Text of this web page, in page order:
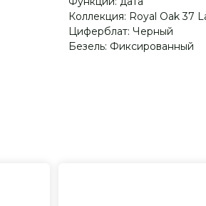
Коллекция: Royal Oak 37
Циферблат: Черный
Безель: Фиксированный